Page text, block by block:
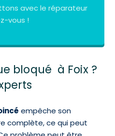
avec le réparateur
vous !
bloqué à Foix ?
empêche son
complète, ce qui peut